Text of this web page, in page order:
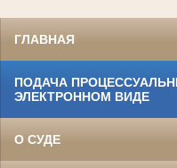
ГЛАВНАЯ
ПОДАЧА
ЭЛЕКТРОННОМ ВИДЕ
О СУДЕ